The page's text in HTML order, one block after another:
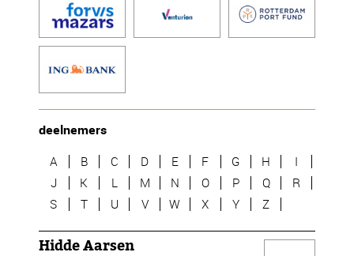
deelnemers
A B C D E F G H
I
J
K L M N O P Q
R
S
T U V W X Y Z
Hidde Aarsen